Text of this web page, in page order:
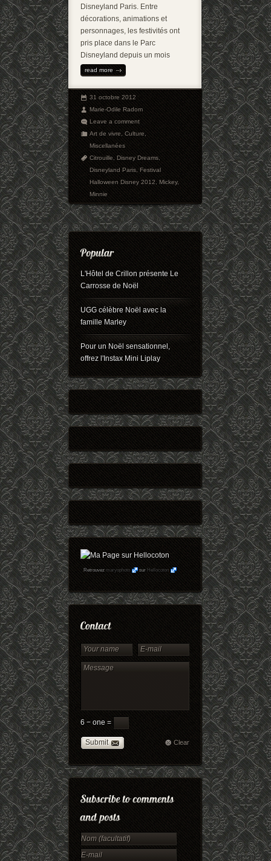
Disneyland Paris. Entre
décorations, animations et
personnages, les festivités ont
pris place dans le Parc
Disneyland depuis un mois
read more
31 octobre 2012
Marie-Odile Radom
Leave a comment
Art de vivre,Culture,
Miscellanées
Citrouille,Disney Dreams,
Disneyland Paris,Festival
Halloween Disney 2012,Mickey,
Minnie
L'Hôtel de Crillon présente Le
Carrosse de Noël
UGG célèbre Noël avec la
famille Marley
Pour un Noël sensationnel,
offrez l'Instax Mini Liplay
Retrouvezmaryophoto surHellocoton
6 − one =
Submit Clear